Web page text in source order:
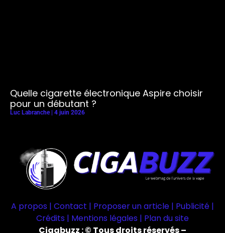
Quelle cigarette électronique Aspire choisir
pour un débutant ?
Luc Labranche 4 juin 2026
A propos | Contact | Proposer un article | Publicité |
Crédits | Mentions légales | Plan du site
Cigabuzz : © Tous droits réservés –